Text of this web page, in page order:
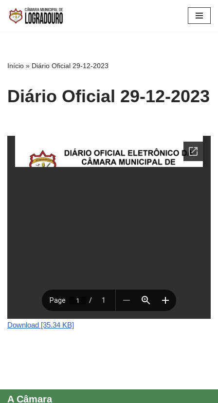
Pular
Início » Diário Oficial 29-12-2023
Diário Oficial 29-12-2023
Download [35.34 KB]
A Câmara